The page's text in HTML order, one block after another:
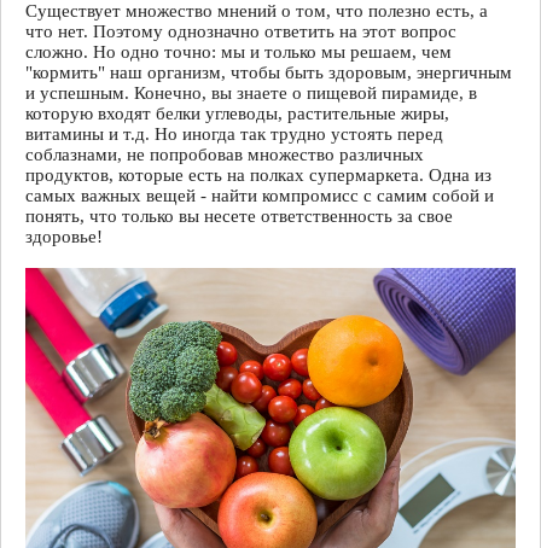
Существует множество мнений о том, что полезно есть, а
что нет. Поэтому однозначно ответить на этот вопрос
сложно. Но одно точно: мы и только мы решаем, чем
"кормить" наш организм, чтобы быть здоровым, энергичным
и успешным. Конечно, вы знаете о пищевой пирамиде, в
которую входят белки углеводы, растительные жиры,
витамины и т.д. Но иногда так трудно устоять перед
соблазнами, не попробовав множество различных
продуктов, которые есть на полках супермаркета. Одна из
самых важных вещей - найти компромисс с самим собой и
понять, что только вы несете ответственность за свое
здоровье!